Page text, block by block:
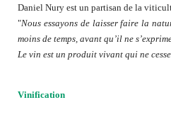
Daniel Nury est un partisan de la
"Nous essayons de laisser faire la
moins de temps, avant qu’il ne
Le vin est un produit vivant qui ne
Vinification